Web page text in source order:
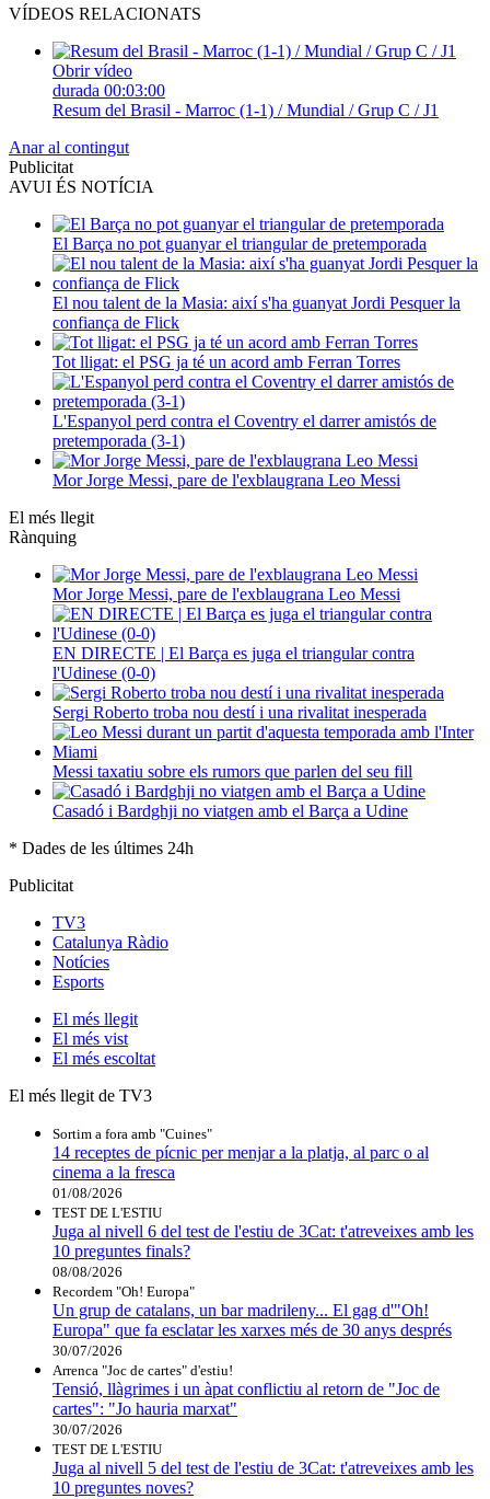
VÍDEOS RELACIONATS
Obrir vídeo
durada 00:03:00
Resum del Brasil - Marroc (1-1) / Mundial / Grup C / J1
Anar al contingut
Publicitat
AVUI ÉS NOTÍCIA
El Barça no pot guanyar el triangular de pretemporada
El nou talent de la Masia: així s'ha guanyat Jordi Pesquer la
confiança de Flick
Tot lligat: el PSG ja té un acord amb Ferran Torres
L'Espanyol perd contra el Coventry el darrer amistós de
pretemporada (3-1)
Mor Jorge Messi, pare de l'exblaugrana Leo Messi
El més llegit
Rànquing
Mor Jorge Messi, pare de l'exblaugrana Leo Messi
EN DIRECTE | El Barça es juga el triangular contra
l'Udinese (0-0)
Sergi Roberto troba nou destí i una rivalitat inesperada
Messi taxatiu sobre els rumors que parlen del seu fill
Casadó i Bardghji no viatgen amb el Barça a Udine
* Dades de les últimes 24h
Publicitat
TV3
Catalunya Ràdio
Notícies
Esports
El més llegit
El més vist
El més escoltat
El més llegit de TV3
Sortim a fora amb "Cuines"
14 receptes de pícnic per menjar a la platja, al parc o al
cinema a la fresca
01/08/2026
TEST DE L'ESTIU
Juga al nivell 6 del test de l'estiu de 3Cat: t'atreveixes amb les
10 preguntes finals?
08/08/2026
Recordem "Oh! Europa"
Un grup de catalans, un bar madrileny... El gag d'"Oh!
Europa" que fa esclatar les xarxes més de 30 anys després
30/07/2026
Arrenca "Joc de cartes" d'estiu!
Tensió, llàgrimes i un àpat conflictiu al retorn de "Joc de
cartes": "Jo hauria marxat"
30/07/2026
TEST DE L'ESTIU
Juga al nivell 5 del test de l'estiu de 3Cat: t'atreveixes amb les
10 preguntes noves?